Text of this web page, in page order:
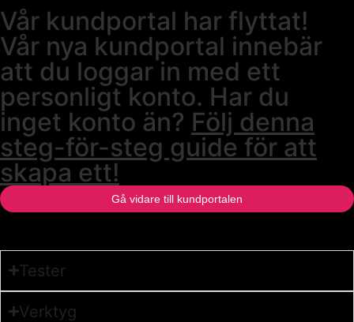
Vår kundportal har flyttat!
Vår nya kundportal innebär
att du loggar in med ett
personligt konto. Har du
inget konto än? Följ denna
steg-för-steg guide för att
skapa ett!
Gå vidare till kundportalen
Tester
Verktyg